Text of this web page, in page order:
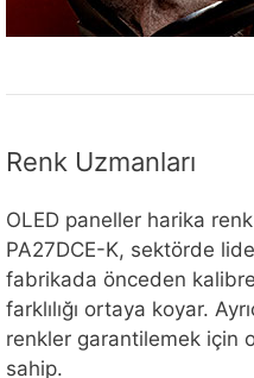
Renk Uzmanları
OLED paneller harika
PA27DCE-K, sektörde
fabrikada önceden
farklılığı ortaya koyar.
renkler garantilemek için
sahip.